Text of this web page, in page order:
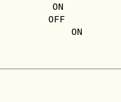
ON
OFF
ON